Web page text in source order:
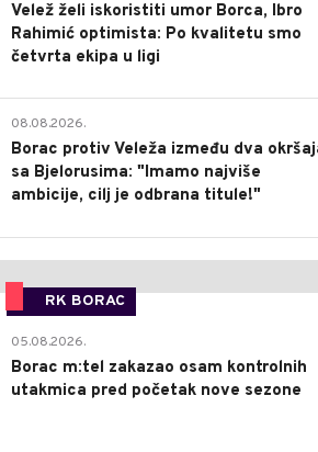
Velež želi iskoristiti umor Borca, Ibro
Rahimić optimista: Po kvalitetu smo
četvrta ekipa u ligi
08.08.2026.
Borac protiv Veleža između dva
sa Bjelorusima: "Imamo najviše
ambicije, cilj je odbrana titule!"
RK BORAC
05.08.2026.
Borac m:tel zakazao osam kontrolnih
utakmica pred početak nove sezone